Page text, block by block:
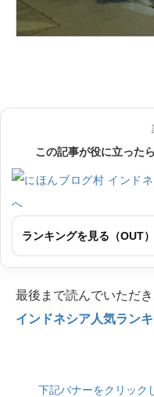
この記事が役に立った
ランキングを見る（OUT）
最後まで読んでいただ
インドネシア人気ラン
下記バナーをクリック